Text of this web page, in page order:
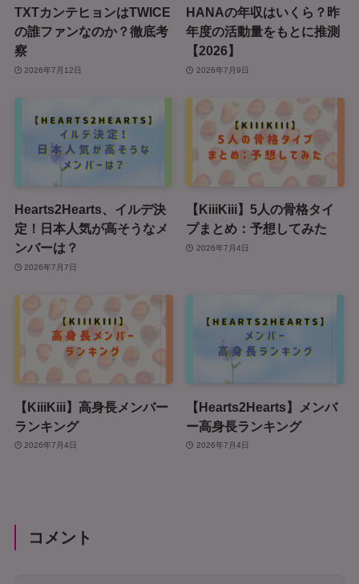
TXTカンテヒョンはTWICE
の誰ファンなのか？徹底考
察
2026年7月12日
HANAの年収はいくら？昨
年度の活動量をもとに推測
【2026】
2026年7月9日
Hearts2Hearts、イルデ決
定！日本人気が高そうなメ
ンバーは？
2026年7月7日
【KiiiKiii】5人の骨格タイ
プまとめ：予想してみた
2026年7月4日
【KiiiKiii】高身長メンバー
ランキング
2026年7月4日
【Hearts2Hearts】メンバ
ー高身長ランキング
2026年7月4日
コメント